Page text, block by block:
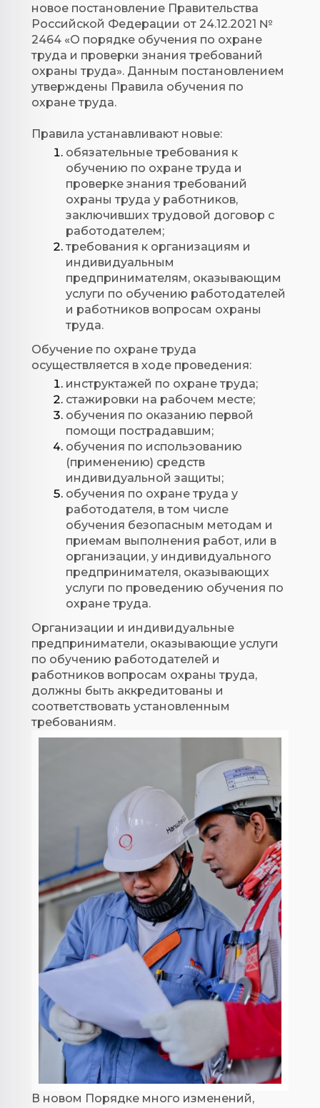
новое постановление Правительства
Российской Федерации от 24.12.2021 №
2464 «О порядке обучения по охране
труда и проверки знания требований
охраны труда». Данным постановлением
утверждены Правила обучения по
охране труда.
Правила устанавливают новые:
обязательные требования к
обучению по охране труда и
проверке знания требований
охраны труда у работников,
заключивших трудовой договор с
работодателем;
требования к организациям и
индивидуальным
предпринимателям, оказывающим
услуги по обучению работодателей
и работников вопросам охраны
труда.
Обучение по охране труда
осуществляется в ходе проведения:
инструктажей по охране труда;
стажировки на рабочем месте;
обучения по оказанию первой
помощи пострадавшим;
обучения по использованию
(применению) средств
индивидуальной защиты;
обучения по охране труда у
работодателя, в том числе
обучения безопасным методам и
приемам выполнения работ, или в
организации, у индивидуального
предпринимателя, оказывающих
услуги по проведению обучения по
охране труда.
Организации и индивидуальные
предприниматели, оказывающие услуги
по обучению работодателей и
работников вопросам охраны труда,
должны быть аккредитованы и
соответствовать установленным
требованиям.
В новом Порядке много изменений,